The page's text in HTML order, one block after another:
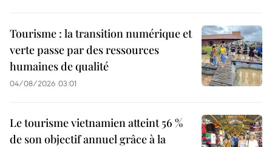
Tourisme : la transition numérique et
verte passe par des ressources
humaines de qualité
04/08/2026 03:01
Le tourisme vietnamien atteint 56 %
de son objectif annuel grâce à la